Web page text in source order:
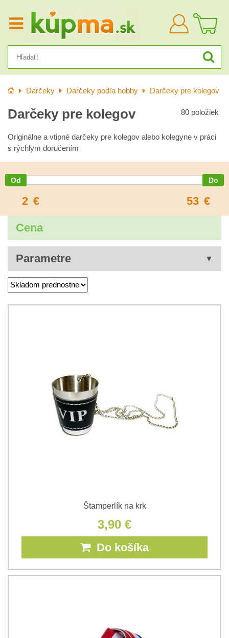
Prihlásiť
sa
Úvod Darčeky Darčeky podľa hobby Darčeky pre kolegov
Darčeky pre kolegov 80 položiek
Originálne a vtipné darčeky pre kolegov alebo kolegyne v práci
s rýchlym doručením
2 € 53 €
Cena
Parametre
Štamperlík na krk
3,90 €
Do košíka